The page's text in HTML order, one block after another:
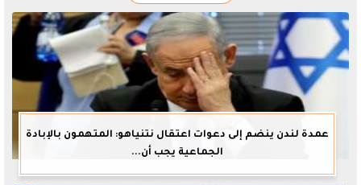
عمدة لندن ينضم إلى دعوات اعتقال نتنياهو: المتهمون بالإبادة
الجماعية يجب أن...